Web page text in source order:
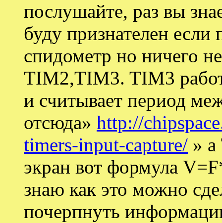
послушайте, раз вы
буду признателен
спидометр но ничего
TIM2,TIM3. TIM3
и считывает период
отсюда» http://
timers-input-capture/ » а
экран вот формула
знаю как это можно
почерпнуть